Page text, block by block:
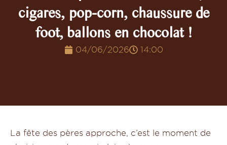
cigares, pop-corn, chaussure de
foot, ballons en chocolat !
04/06/2026 14:00
La fête des pères approche, c’est le moment de